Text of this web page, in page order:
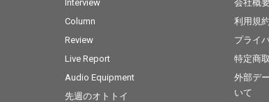
Interview
Column
Review
Live Report
Audio Equipment
先週のオトトイ
会社概
利用規約
プライ
特定商
外部デ
いて